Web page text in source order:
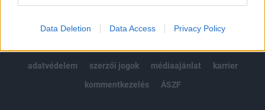
Data Deletion Data Access Privacy Policy
© 2026 Portfolio
adatvédelem
szerzői jogok médiaajánlat
karrier
kommentkezelés
ÁSZF